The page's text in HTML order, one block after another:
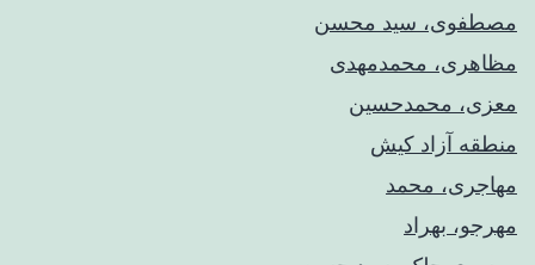
مصطفوی، سید محسن
مظاهری، محمدمهدی
معزی، محمدحسین
منطقه آزاد کیش
مهاجری، محمد
مهرجو، بهراد